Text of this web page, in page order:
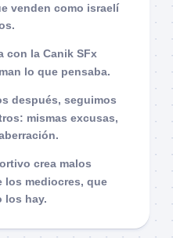
venden como israelí
con la Canik SFx
lo que pensaba.
después, seguimos
mismas excusas,
crea malos
los mediocres, que
los hay.